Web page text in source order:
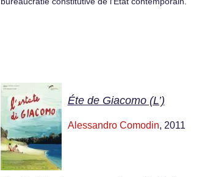
Éte de Giacomo (L’)
Alessandro Comodin, 2011